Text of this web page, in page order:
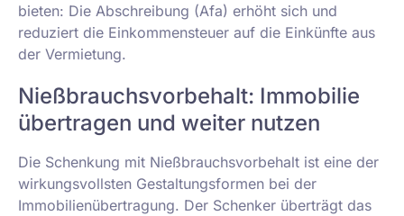
bieten: Die Abschreibung (Afa) erhöht sich und
reduziert die Einkommensteuer auf die Einkünfte aus
der Vermietung.
Nießbrauchsvorbehalt: Immobilie
übertragen und weiter nutzen
Die Schenkung mit Nießbrauchsvorbehalt ist eine der
wirkungsvollsten Gestaltungsformen bei der
Immobilienübertragung. Der Schenker überträgt das